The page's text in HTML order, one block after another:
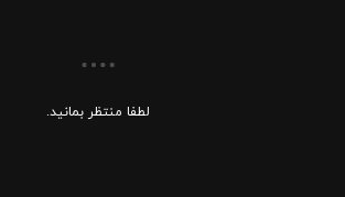
لطفا منتظر بمانید.